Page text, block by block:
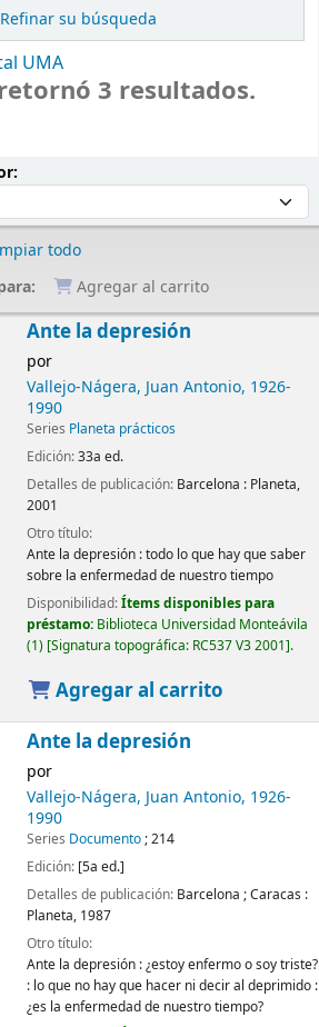
Refinar su búsqueda
UMA
3 resultados.
todo
Agregar al carrito
Ante la depresión
por
Vallejo-Nágera, Juan Antonio, 1926-
1990
Series Planeta prácticos
Edición:33a ed.
Detalles de publicación: Barcelona : Planeta,
2001
Otro título:
Ante la depresión : todo lo que hay que saber
sobre la enfermedad de nuestro tiempo
Disponibilidad:Ítems disponibles para
préstamo: Biblioteca Universidad Monteávila
(1) Signatura topográfica: RC537 V3 2001 .
Agregar al carrito
Ante la depresión
por
Vallejo-Nágera, Juan Antonio, 1926-
1990
Series Documento; 214
Edición: [5a ed.]
Detalles de publicación: Barcelona ; Caracas :
Planeta, 1987
Otro título:
Ante la depresión : ¿estoy enfermo o soy triste?
: lo que no hay que hacer ni decir al deprimido :
¿es la enfermedad de nuestro tiempo?